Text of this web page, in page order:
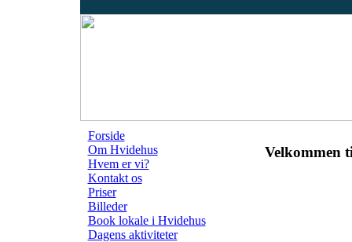
Forside
Om Hvidehus
Hvem er vi?
Kontakt os
Priser
Billeder
Book lokale i Hvidehus
Dagens aktiviteter
Velkommen